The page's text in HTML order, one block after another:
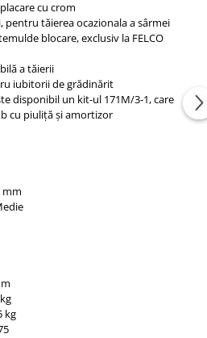
cu crom
pentru tăierea ocazionala a sârmei
blocare, exclusiv la FELCO
a tăierii
iubitorii de grădinărit
disponibil un kit-ul 171M/3-1, care
cu piuliță și amortizor
mm
kg